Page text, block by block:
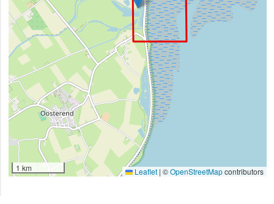
1 km Leaflet | ©OpenStreetMapcontributors